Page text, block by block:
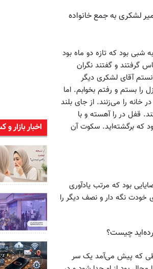
لشکری به جمع خانواده
بود که تازه دو ماه بود
گرفتند و گفتند نگران
آقای لشکری دیگر
بستم و رفتم بخوابم. اما
دقیقه بعد دیدم دارند زنگ در خانه را می‌زنند. از جای بلند
قفل در را آهسته و با
که برگشته‌اید. سکوت آن
بود که مرتب یادآوری
نگه دار و نصف دیگر را
چیست؟
که پیش می‌آمد یک سر
اخبار بازار